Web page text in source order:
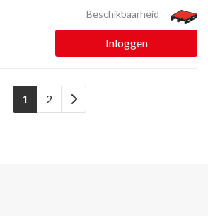
Beschikbaarheid
Inloggen
1 2